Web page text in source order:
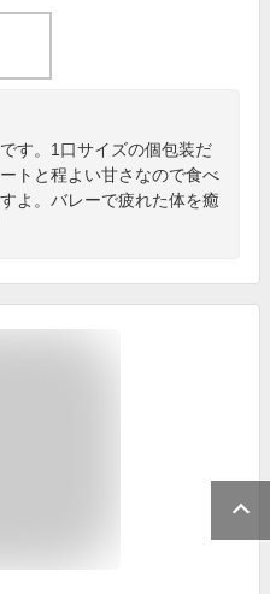
す。1口サイズの個包装だ
トと程よい甘さなので食べ
よ。バレーで疲れた体を癒